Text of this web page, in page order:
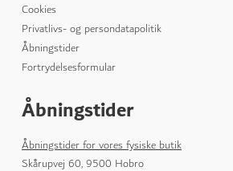
Cookies
Privatlivs- og persondatapolitik
Åbningstider
Fortrydelsesformular
Åbningstider
Åbningstider for vores fysiske butik
Skårupvej 60, 9500 Hobro